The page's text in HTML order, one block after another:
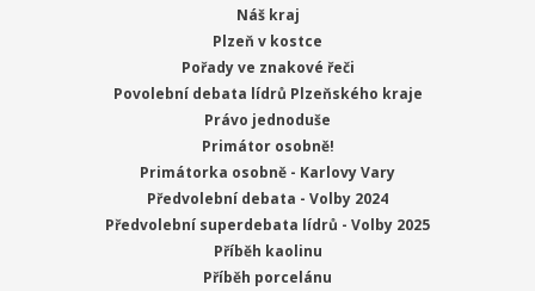
Náš kraj
Plzeň v kostce
Pořady ve znakové řeči
Povolební debata lídrů Plzeňského kraje
Právo jednoduše
Primátor osobně!
Primátorka osobně - Karlovy Vary
Předvolební debata - Volby 2024
Předvolební superdebata lídrů - Volby 2025
Příběh kaolinu
Příběh porcelánu